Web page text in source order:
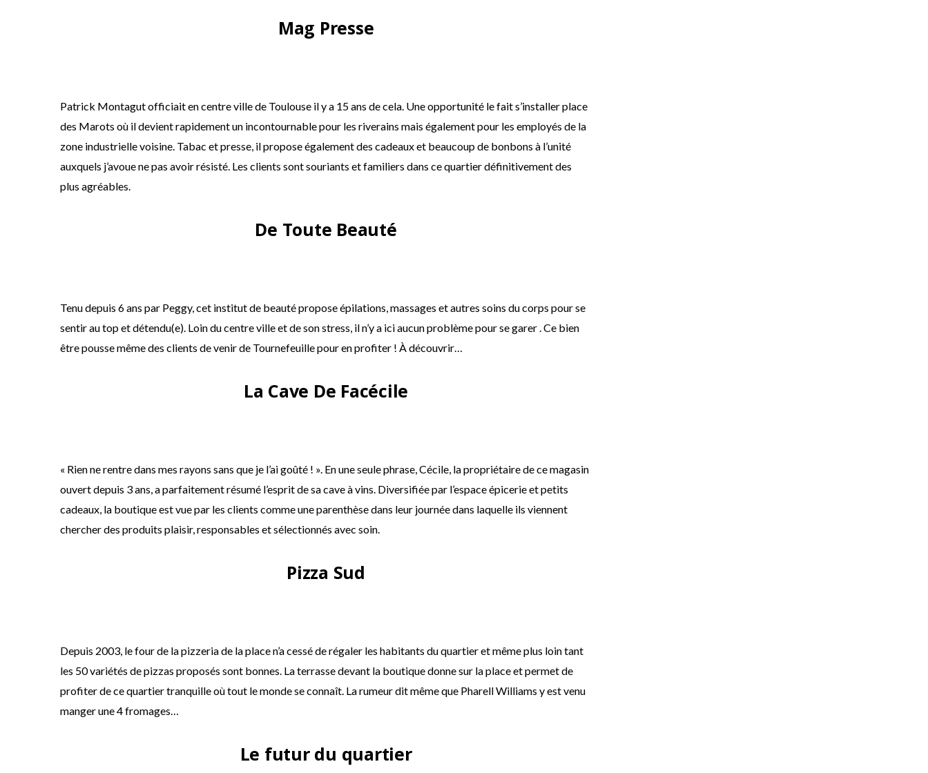
Mag Presse
Patrick Montagut officiait en centre ville de Toulouse il y a 15 ans de cela. Une opportunité le fait s’installer place
des Marots où il devient rapidement un incontournable pour les riverains mais également pour les employés de la
zone industrielle voisine. Tabac et presse, il propose également des cadeaux et beaucoup de bonbons à l’unité
auxquels j’avoue ne pas avoir résisté. Les clients sont souriants et familiers dans ce quartier définitivement des
plus agréables.
De Toute Beauté
Tenu depuis 6 ans par Peggy, cet institut de beauté propose épilations, massages et autres soins du corps pour se
sentir au top et détendu(e). Loin du centre ville et de son stress, il n’y a ici aucun problème pour se garer . Ce bien
être pousse même des clients de venir de Tournefeuille pour en profiter ! À découvrir…
La Cave De Facécile
« Rien ne rentre dans mes rayons sans que je l’ai goûté ! ». En une seule phrase, Cécile, la propriétaire de ce magasin
ouvert depuis 3 ans, a parfaitement résumé l’esprit de sa cave à vins. Diversifiée par l’espace épicerie et petits
cadeaux, la boutique est vue par les clients comme une parenthèse dans leur journée dans laquelle ils viennent
chercher des produits plaisir, responsables et sélectionnés avec soin.
Pizza Sud
Depuis 2003, le four de la pizzeria de la place n’a cessé de régaler les habitants du quartier et même plus loin tant
les 50 variétés de pizzas proposés sont bonnes. La terrasse devant la boutique donne sur la place et permet de
profiter de ce quartier tranquille où tout le monde se connaît. La rumeur dit même que Pharell Williams y est venu
manger une 4 fromages…
Le futur du quartier